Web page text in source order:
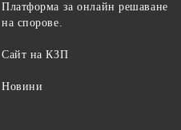
Платформа за онлайн решаване
на спорове.
Сайт на КЗП
Новини